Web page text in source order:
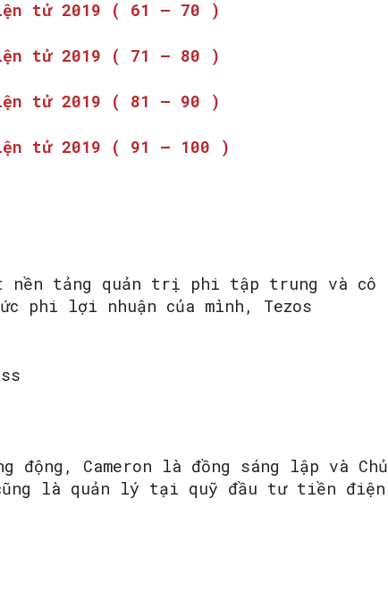
SEARCH...
tử 2019 ( 61 – 70 )
tử 2019 ( 71 – 80 )
tử 2019 ( 81 – 90 )
tử 2019 ( 91 – 100 )
nền tảng quản trị phi tập trung và cô
phi lợi nhuận của mình, Tezos
động, Cameron là đồng sáng lập và Chủ
là quản lý tại quỹ đầu tư tiền điện